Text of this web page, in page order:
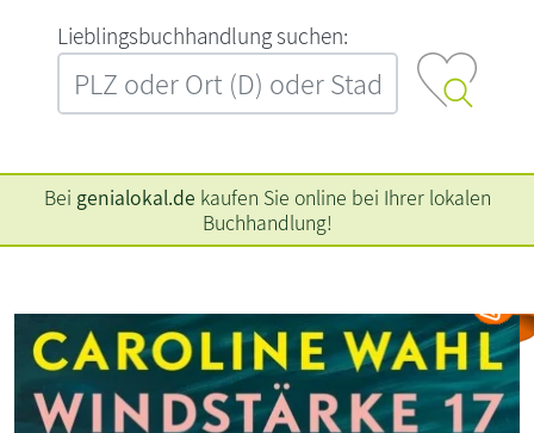
L‍i‍e‍b‍l‍i‍n‍g‍s‍b‍u‍c‍h‍h‍a‍n‍d‍l‍u‍n‍g‍ ‍s‍u‍c‍h‍e‍n‍:‍
Bei genialokal.de kaufen Sie online bei Ihrer lokalen
Buchhandlung!